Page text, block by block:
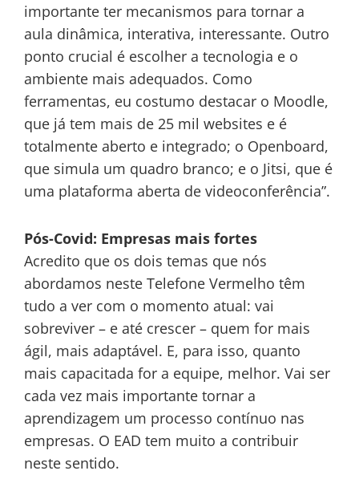
importante ter mecanismos para tornar a
aula dinâmica, interativa, interessante. Outro
ponto crucial é escolher a tecnologia e o
ambiente mais adequados. Como
ferramentas, eu costumo destacar o Moodle,
que já tem mais de 25 mil websites e é
totalmente aberto e integrado; o Openboard,
que simula um quadro branco; e o Jitsi, que é
uma plataforma aberta de videoconferência”.
Pós-Covid: Empresas mais fortes
Acredito que os dois temas que nós
abordamos neste Telefone Vermelho têm
tudo a ver com o momento atual: vai
sobreviver – e até crescer – quem for mais
ágil, mais adaptável. E, para isso, quanto
mais capacitada for a equipe, melhor. Vai ser
cada vez mais importante tornar a
aprendizagem um processo contínuo nas
empresas. O EAD tem muito a contribuir
neste sentido.